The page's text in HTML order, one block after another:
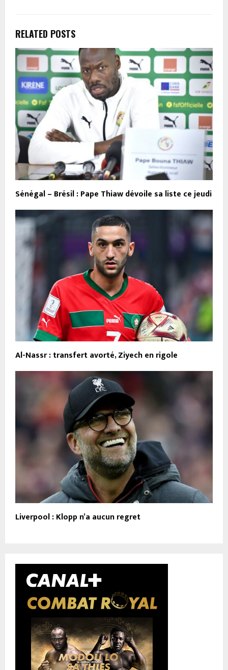
RELATED POSTS
Sénégal – Brésil : Pape Thiaw dévoile sa liste ce jeudi
Al-Nassr : transfert avorté, Ziyech en rigole
Liverpool : Klopp n’a aucun regret